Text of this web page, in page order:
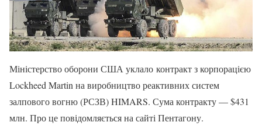
Міністерство оборони США уклало контракт з корпорацією
Lockheed Martin на виробництво реактивних систем
залпового вогню (РСЗВ) HIMARS. Сума контракту — $431
млн. Про це повідомляється на сайті Пентагону.